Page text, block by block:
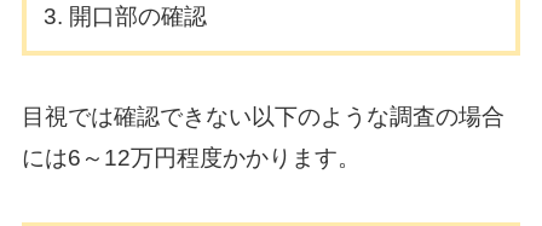
開口部の確認
目視では確認できない以下のような調査の場合
には6～12万円程度かかります。